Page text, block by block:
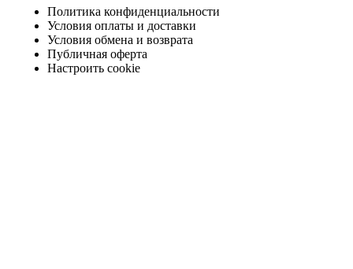
Политика конфиденциальности
Условия оплаты и доставки
Условия обмена и возврата
Публичная оферта
Настроить cookie